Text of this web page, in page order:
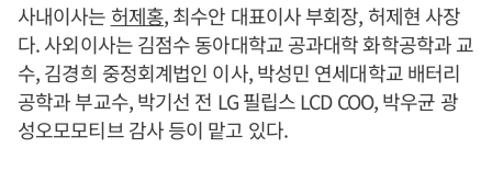
사내이사는 허제홍, 최수안 대표이사 부회장, 허제현 사장
다. 사외이사는 김점수 동아대학교 공과대학 화학공학과 교
수, 김경희 중정회계법인 이사, 박성민 연세대학교 배터리
공학과 부교수,박기선 전 LG 필립스 LCD COO, 박우균 광
성오모모티브 감사 등이 맡고 있다.